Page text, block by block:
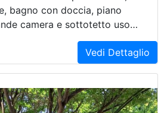
bagno con doccia, piano
camera e sottotetto uso…
Vedi Dettaglio